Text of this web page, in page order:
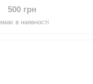
500 грн
в наявності